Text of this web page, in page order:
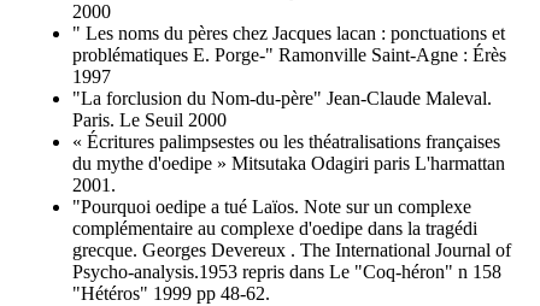
2000
" Les noms du pères chez Jacques lacan : ponctuations et
problématiques E. Porge-" Ramonville Saint-Agne : Érès
1997
"La forclusion du Nom-du-père" Jean-Claude Maleval.
Paris. Le Seuil 2000
« Écritures palimpsestes ou les théatralisations françaises
du mythe d'oedipe » Mitsutaka Odagiri paris L'harmattan
2001.
"Pourquoi oedipe a tué Laïos. Note sur un complexe
complémentaire au complexe d'oedipe dans la tragédi
grecque. Georges Devereux . The International Journal of
Psycho-analysis.1953 repris dans Le "Coq-héron" n 158
"Hétéros" 1999 pp 48-62.